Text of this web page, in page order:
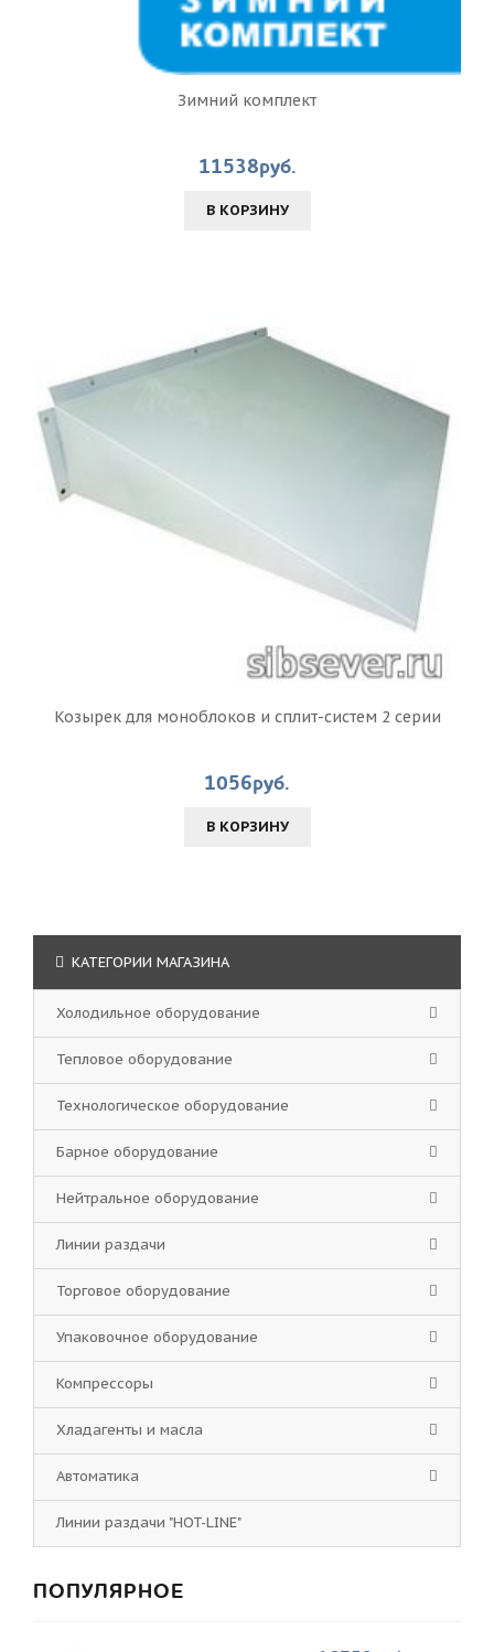
Зимний комплект
11538руб.
В КОРЗИНУ
Козырек для моноблоков и сплит-систем 2 серии
1056руб.
В КОРЗИНУ
КАТЕГОРИИ МАГАЗИНА
Холодильное оборудование
Тепловое оборудование
Технологическое оборудование
Барное оборудование
Нейтральное оборудование
Линии раздачи
Торговое оборудование
Упаковочное оборудование
Компрессоры
Хладагенты и масла
Автоматика
Линии раздачи "HOT-LINE"
ПОПУЛЯРНОЕ